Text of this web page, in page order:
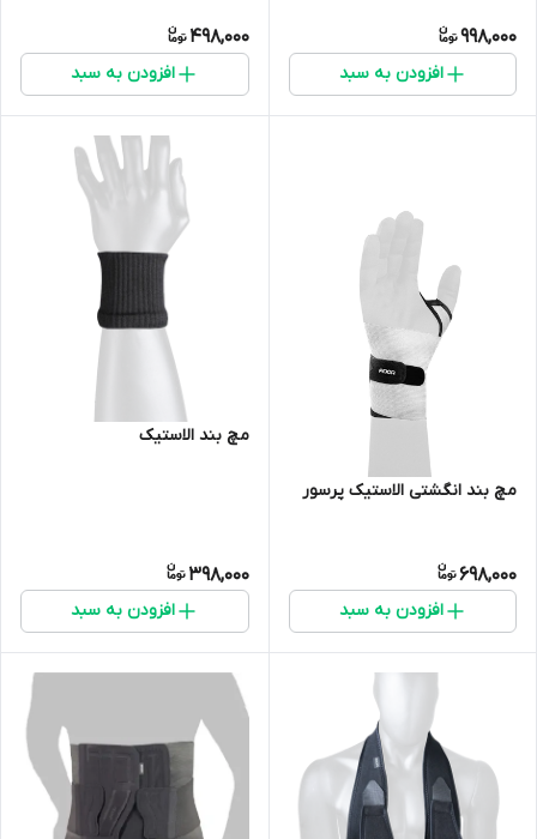
998,000
افزودن به سبد
498,000
افزودن به سبد
مچ بند انگشتی الاستیک پرسور
698,000
افزودن به سبد
مچ بند الاستیک
398,000
افزودن به سبد